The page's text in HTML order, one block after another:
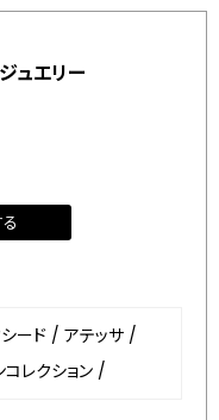
ュエリー
ード / アテッサ /
レクション /